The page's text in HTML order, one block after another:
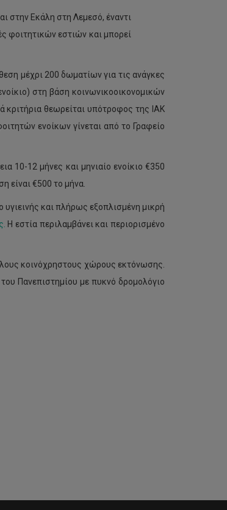
στην Εκάλη στη Λεμεσό, έναντι
φοιτητικών εστιών και μπορεί
μέχρι 200 δωματίων για τις ανάγκες
στη βάση κοινωνικοοικονομικών
κριτήρια θεωρείται υπότροφος της ΙΑΚ
ενοίκων γίνεται από το Γραφείο
10-12 μήνες και μηνιαίο ενοίκιο €350
είναι €500 το μήνα.
και πλήρως εξοπλισμένη μικρή
Η εστία περιλαμβάνει και περιορισμένο
κοινόχρηστους χώρους εκτόνωσης.
Πανεπιστημίου με πυκνό δρομολόγιο